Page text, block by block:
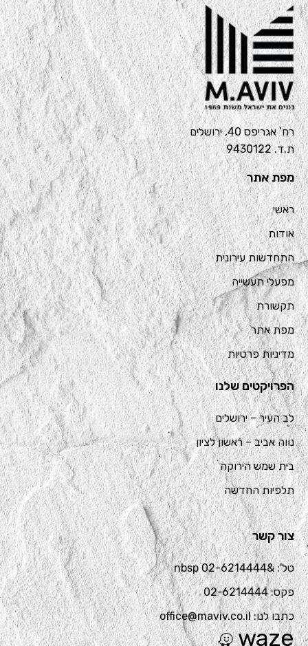
רח’ אגריפס 40, ירושלים
ת.ד. 9430122
מפת אתר
ראשי
אודות
התחדשות עירונית
מפעלי תעשייה
תקשורת
מפת אתר
מדיניות פרטיות
הפרויקטים שלנו
לב העיר – ירושלים
נווה אביב – ראשון לציון
בית שמש הירוקה
תלפיות החדשה
צור קשר
טל': &nbsp 02-6214444
פקס: 02-6214444
כתבו לנו: office@maviv.co.il
waze